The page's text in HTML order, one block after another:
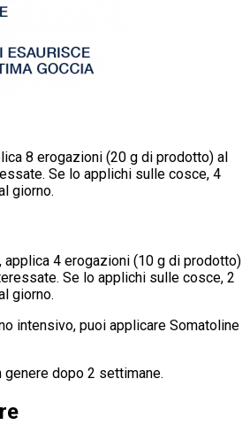
8 erogazioni (20 g di prodotto) al
Se lo applichi sulle cosce, 4
giorno.
4 erogazioni (10 g di prodotto)
Se lo applichi sulle cosce, 2
giorno.
intensivo, puoi applicare Somatoline
dopo 2 settimane.